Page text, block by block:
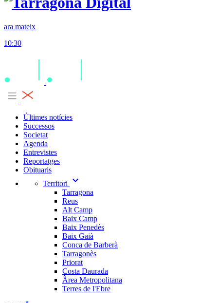
ara mateix
10:30
Últimes notícies
Successos
Societat
Agenda
Entrevistes
Reportatges
Obituaris
Territori
expand_more
Tarragona
Reus
Alt Camp
Baix Camp
Baix Penedès
Baix Gaià
Conca de Barberà
Tarragonès
Priorat
Costa Daurada
Àrea Metropolitana
Terres de l'Ebre